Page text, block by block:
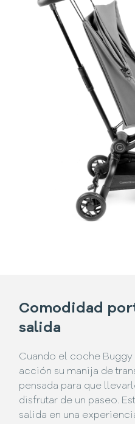
Comodidad
salida
Cuando el coche Buggy
acción su manija de
pensada para que
disfrutar de un paseo.
salida en una